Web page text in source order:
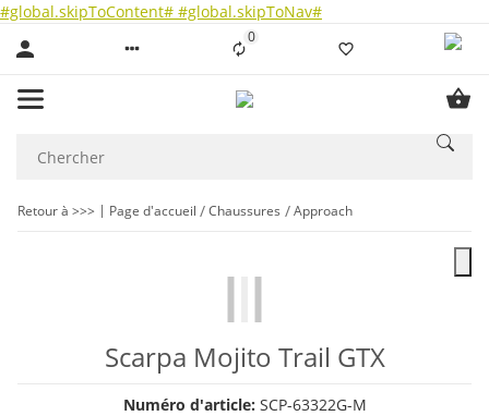
#global.skipToContent# #global.skipToNav#
0Liste ist leer
Retour à >>> Page d'accueil Chaussures Approach
Scarpa Mojito Trail GTX
Numéro d'article: SCP-63322G-M